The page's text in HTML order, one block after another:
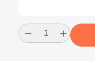
Produkt